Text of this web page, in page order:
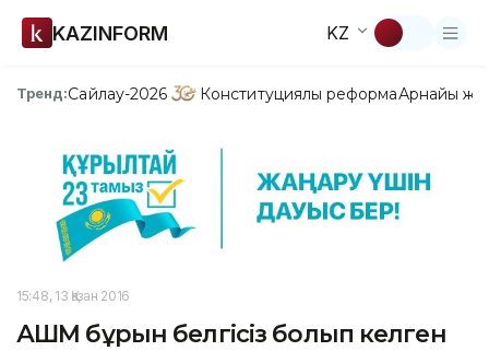
KAZINFORM KZ
Тренд:Сайлау-2026 Конституциялық реформаАрнайы
15:48, 13 Қазан 2016
АШМ бұрын белгісіз болып келген